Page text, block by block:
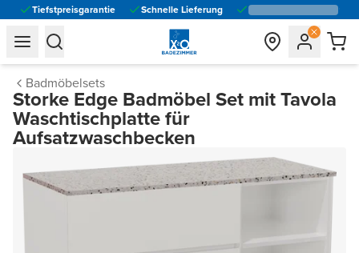
Tiefstpreisgarantie Schnelle Lieferung
general.navigation.toggle_menu.label
general.navigation.toggle_menu.label
Badmöbelsets
Storke Edge Badmöbel Set mit Tavola
Waschtischplatte für
Aufsatzwaschbecken